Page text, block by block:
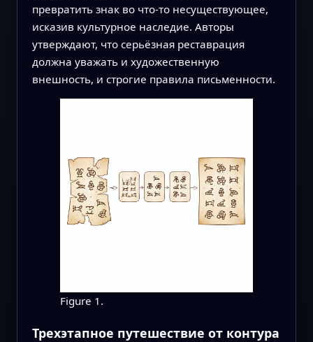
превратить знак во что-то несуществующее,
исказив культурное наследие. Авторы
утверждают, что серьёзная реставрация
должна уважать и художественную
внешность, и строгие правила письменности.
Figure 1.
Трехэтапное путешествие от контура